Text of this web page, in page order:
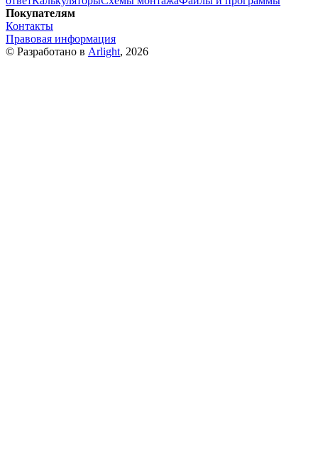
Покупателям
Контакты
Правовая информация
© Разработано в Arlight, 2026